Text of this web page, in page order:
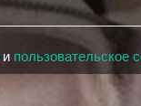
и пользовательское